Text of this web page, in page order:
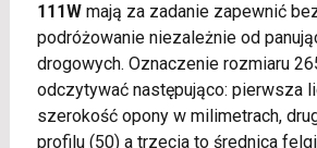
111Wmają za zadanie zapewnić
podróżowanie niezależnie od
drogowych. Oznaczenie rozmiaru
odczytywać następująco: pierwsza
szerokość opony w milimetrach,
profilu (50) a trzecia to średnica